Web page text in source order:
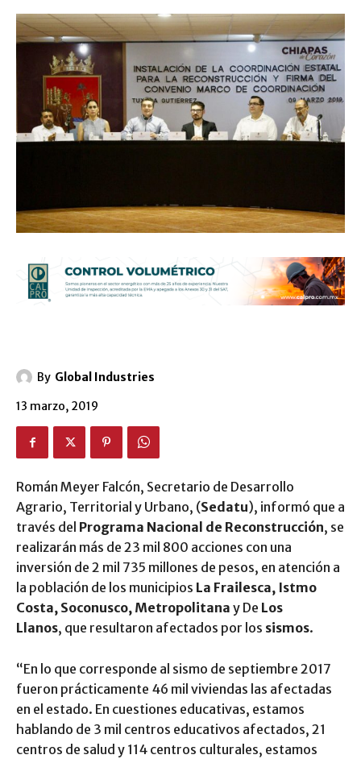
By Global Industries
13 marzo, 2019
Román Meyer Falcón, Secretario de Desarrollo
Agrario, Territorial y Urbano, (Sedatu), informó que a
través del Programa Nacional de Reconstrucción, se
realizarán más de 23 mil 800 acciones con una
inversión de 2 mil 735 millones de pesos, en atención a
la población de los municipios La Frailesca, Istmo
Costa, Soconusco, Metropolitana y De Los
Llanos, que resultaron afectados por los sismos.
“En lo que corresponde al sismo de septiembre 2017
fueron prácticamente 46 mil viviendas las afectadas
en el estado. En cuestiones educativas, estamos
hablando de 3 mil centros educativos afectados, 21
centros de salud y 114 centros culturales, estamos